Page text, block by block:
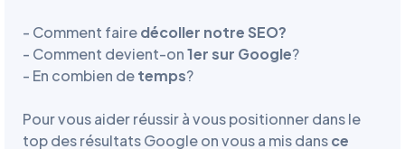
- Comment fairedécoller notre SEO?
- Comment devient-on1er sur Google?
- En combien detemps?
Pour vous aider réussir à vous positionner dans le
top des résultats Google on vous a mis dansce